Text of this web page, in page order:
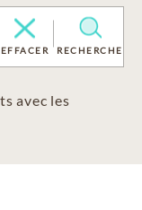
EFFACER RECHERCHE
avec les